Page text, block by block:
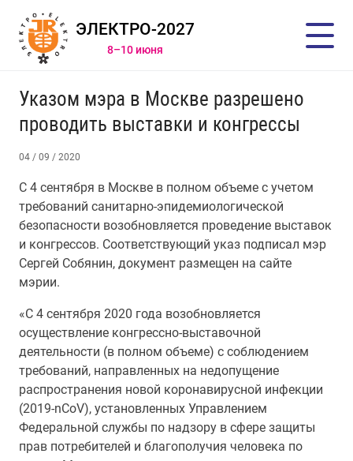
ЭЛЕКТРО-2027
8–10 июня
Указом мэра в Москве разрешено
проводить выставки и конгрессы
04 / 09 / 2020
С 4 сентября в Москве в полном объеме с учетом
требований санитарно-эпидемиологической
безопасности возобновляется проведение выставок
и конгрессов. Соответствующий указ подписал мэр
Сергей Собянин, документ размещен на сайте
мэрии.
«С 4 сентября 2020 года возобновляется
осуществление конгрессно-выставочной
деятельности (в полном объеме) с соблюдением
требований, направленных на недопущение
распространения новой коронавирусной инфекции
(2019-nCoV), установленных Управлением
Федеральной службы по надзору в сфере защиты
прав потребителей и благополучия человека по